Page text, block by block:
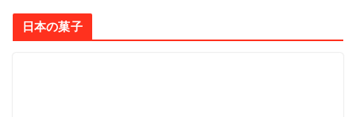
日本の菓子